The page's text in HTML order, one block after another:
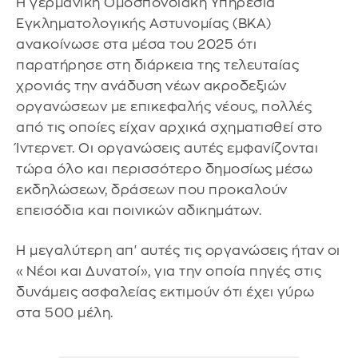
Η γερμανική Ομοσπονδιακή Υπηρεσία
Εγκληματολογικής Αστυνομίας (BKA)
ανακοίνωσε στα μέσα του 2025 ότι
παρατήρησε στη διάρκεια της τελευταίας
χρονιάς την ανάδυση νέων ακροδεξιών
οργανώσεων με επικεφαλής νέους, πολλές
από τις οποίες είχαν αρχικά σχηματισθεί στο
Ίντερνετ. Οι οργανώσεις αυτές εμφανίζονται
τώρα όλο και περισσότερο δημοσίως μέσω
εκδηλώσεων, δράσεων που προκαλούν
επεισόδια και ποινικών αδικημάτων.
Η μεγαλύτερη απ' αυτές τις οργανώσεις ήταν οι
«Νέοι και Δυνατοί», για την οποία πηγές στις
δυνάμεις ασφαλείας εκτιμούν ότι έχει γύρω
στα 500 μέλη.